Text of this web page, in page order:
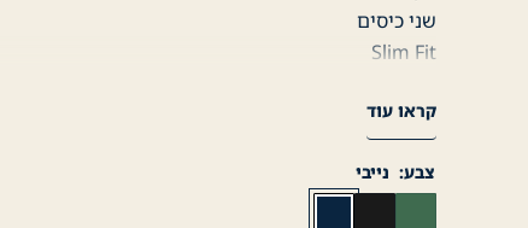
שני כיסים
Slim Fit
קראו עוד
צבע נייבי